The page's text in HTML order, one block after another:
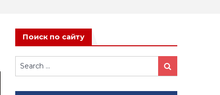
Поиск по сайту
Search
for:
Search